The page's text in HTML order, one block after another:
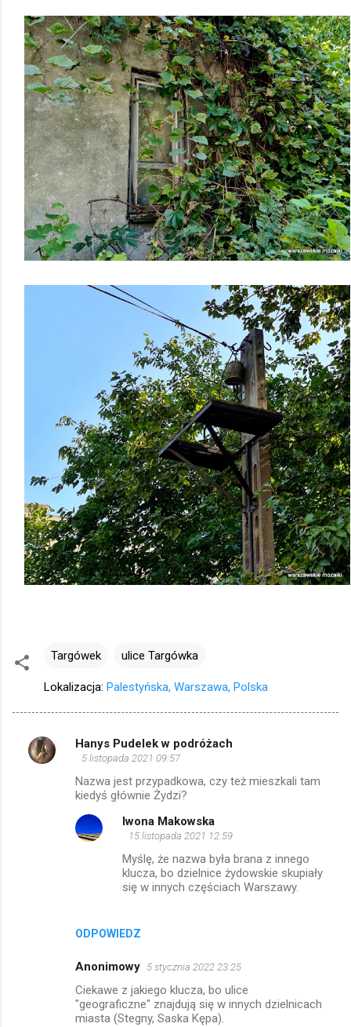
Targówek ulice Targówka
Lokalizacja: Palestyńska, Warszawa, Polska
K
Hanys Pudelek w podróżach
5 listopada 2021 09:57
Nazwa jest przypadkowa, czy też mieszkali tam
kiedyś głównie Żydzi?
ODPOWIEDZ
Iwona Makowska
15 listopada 2021 12:59
Myślę, że nazwa była brana z innego
klucza, bo dzielnice żydowskie skupiały
się w innych częściach Warszawy.
Anonimowy 5 stycznia 2022 23:25
Ciekawe z jakiego klucza, bo ulice
"geograficzne" znajdują się w innych dzielnicach
miasta (Stegny, Saska Kępa).